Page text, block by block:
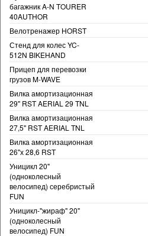
багажник A-N TOURER
40AUTHOR
Велотренажер HORST
Стенд для колес YC-
512N BIKEHAND
Прицеп для перевозки
грузов M-WAVE
Вилка амортизационная
29" RST AERIAL 29 TNL
Вилка амортизационная
27,5" RST AERIAL TNL
Вилка амортизационная
26"х 28,6 RST
Уницикл 20"
(одноколесный
велосипед) серебристый
FUN
Уницикл-"жираф" 20"
(одноколесный
велосипед) FUN